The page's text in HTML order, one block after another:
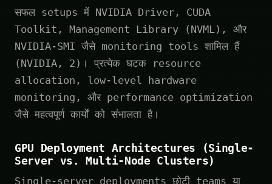
सफल setups में NVIDIA Driver, CUDA
Toolkit, Management Library (NVML), और
NVIDIA-SMI जैसे monitoring tools शामिल हैं
(NVIDIA, 2)। प्रत्येक घटक resource
allocation, low-level hardware
monitoring, और performance optimization
जैसे महत्वपूर्ण कार्यों को संभालता है।
GPU Deployment Architectures (Single-
Server vs. Multi-Node Clusters)
Single-server deployments छोटी teams या